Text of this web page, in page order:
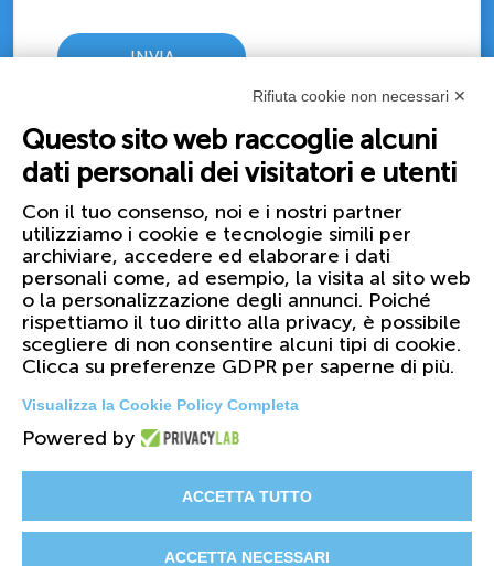
Certificazioni
Rifiuta cookie non necessari ✕
Questo sito web raccoglie alcuni
dati personali dei visitatori e utenti
Con il tuo consenso, noi e i nostri partner
utilizziamo i cookie e tecnologie simili per
archiviare, accedere ed elaborare i dati
personali come, ad esempio, la visita al sito web
o la personalizzazione degli annunci. Poiché
rispettiamo il tuo diritto alla privacy, è possibile
scegliere di non consentire alcuni tipi di cookie.
Clicca su preferenze GDPR per saperne di più.
Visualizza la Cookie Policy Completa
Powered by
ACCETTA TUTTO
ACCETTA NECESSARI